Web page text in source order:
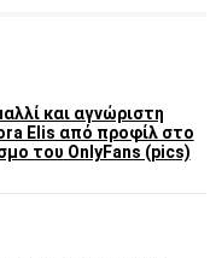
και αγνώριστη
Elis από προφίλ στο
του OnlyFans (pics)